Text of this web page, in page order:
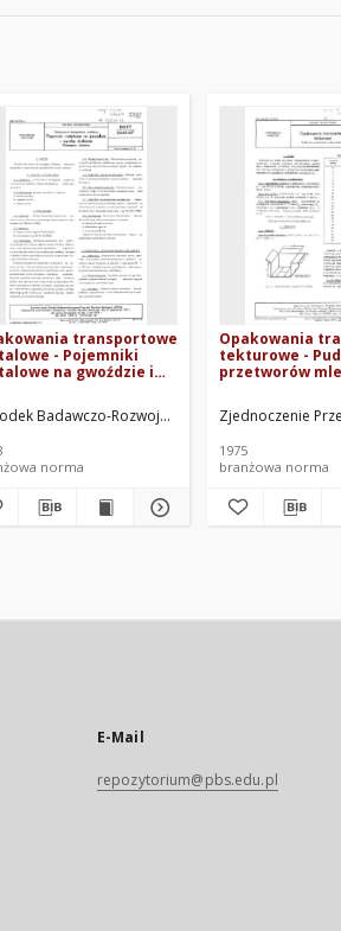
Oprac.
Metalowych. Oprac.
transportowe
- Pojemniki
na gwoździe i
i badania BN-
07
Badawczo-Rozwojowy Przemysłu Wyrobów
norma
Opakowania
tekturowe -
przetworów
Zjednoczenie
1975
branżowa norma
E-Mail
repozytorium@pbs.edu.pl